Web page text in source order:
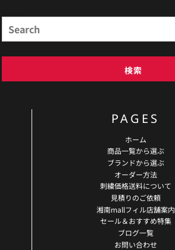
検索
PAGES
ホーム
商品一覧から選ぶ
ブランドから選ぶ
オーダー方法
刺繍価格送料について
見積りのご依頼
湘南mallフィル店舗案内
セール＆おすすめ特集
ブログ一覧
お問い合わせ